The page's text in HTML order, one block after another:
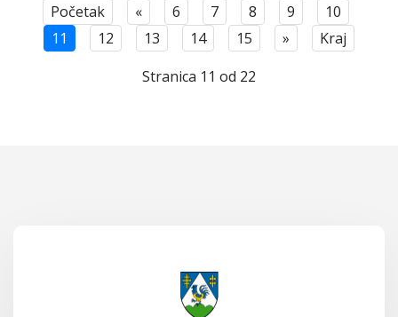
Početak « 6 7 8 9
10
11
12 13 14 15 »
Kraj
Stranica 11 od 22